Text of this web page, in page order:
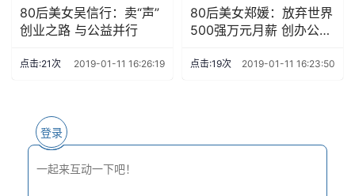
80后美女吴信行：卖“声”
创业之路 与公益并行
点击:21次 2019-01-11 16:26:19
80后美女郑媛：放弃世界
500强万元月薪 创办公司
点击:19次 2019-01-11 16:23:50
登录